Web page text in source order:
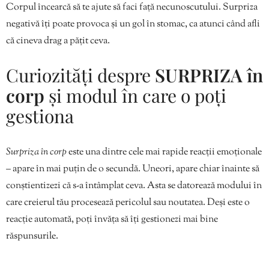
Corpul încearcă să te ajute să faci față necunoscutului. Surpriza
negativă îți poate provoca și un gol în stomac, ca atunci când afli
că cineva drag a pățit ceva.
Curiozități despre SURPRIZA în
corp și modul în care o poți
gestiona
Surpriza în corpeste una dintre cele mai rapide reacții emoționale
– apare în mai puțin de o secundă. Uneori, apare chiar înainte să
conștientizezi că s-a întâmplat ceva. Asta se datorează modului în
care creierul tău procesează pericolul sau noutatea. Deși este o
reacție automată, poți învăța să îți gestionezi mai bine
răspunsurile.